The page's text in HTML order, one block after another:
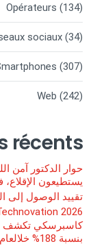
Opérateurs (134)
sociaux (34)
(307)
Web (242)
récents
حوار الدكتور آمن
يستطيعون
تقييد الوصول إلى
2026
بنسبة 188% خلالعام 2026